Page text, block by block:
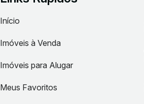
Início
Imóveis à Venda
Imóveis para Alugar
Meus Favoritos